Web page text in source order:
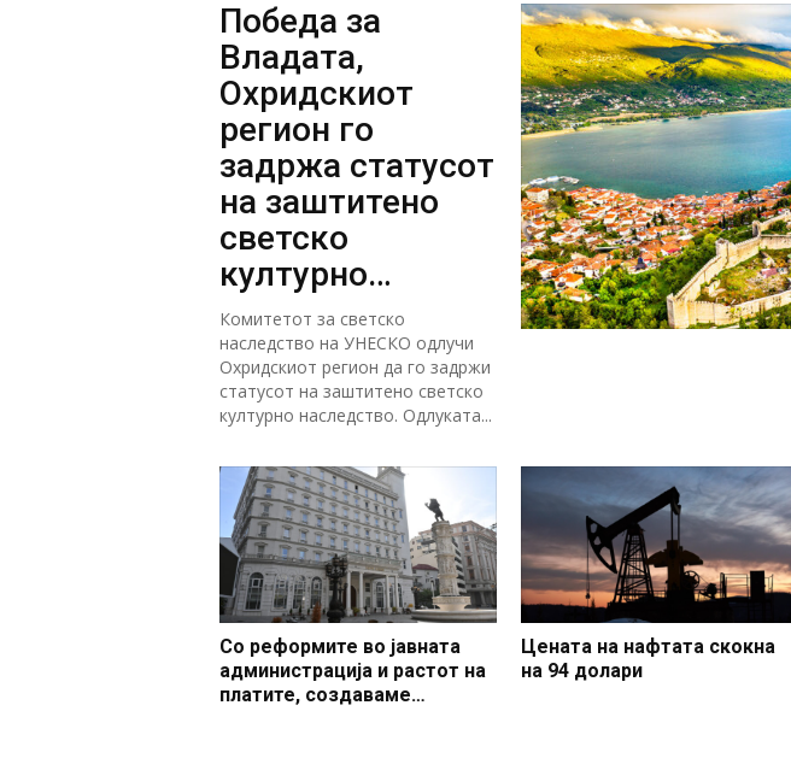
Победа за
Владата,
Охридскиот
регион го
задржа статусот
на заштитено
светско
културно
наследство
Комитетот за светско
наследство на УНЕСКО одлучи
Охридскиот регион да го задржи
статусот на заштитено светско
културно наследство. Одлуката...
Со реформите во јавната
администрација и растот на
платите, создаваме
Цената на нафтата скокна
на 94 долари